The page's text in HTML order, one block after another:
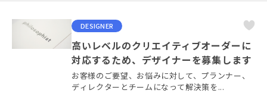
DESIGNER
高いレベルのクリエイティブオーダーに
対応するため、デザイナーを募集します
お客様のご要望、お悩みに対して、プランナー、
ディレクターとチームになって解決策を...